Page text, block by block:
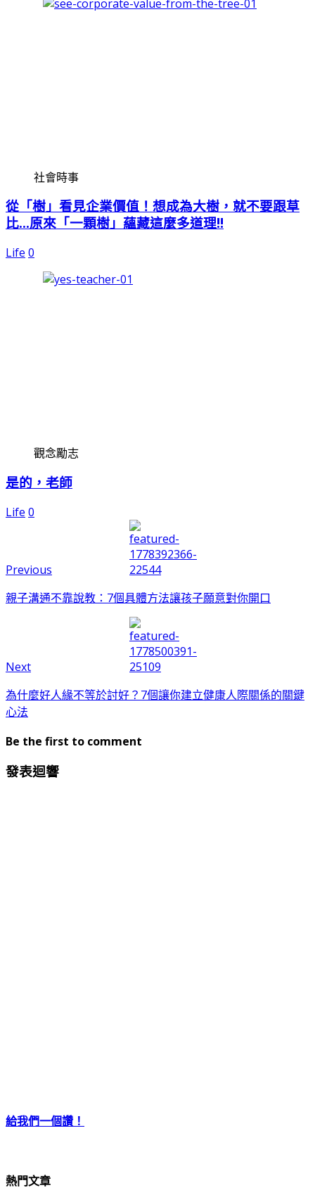
社會時事
從「樹」看見企業價值！想成為大樹，就不要跟草
比…原來「一顆樹」蘊藏這麼多道理!!
Life 0
觀念勵志
是的，老師
Life 0
Previous
親子溝通不靠說教：7個具體方法讓孩子願意對你開口
Next
為什麼好人緣不等於討好？7個讓你建立健康人際關係的關鍵
心法
Be the first to comment
發表迴響
給我們一個讚！
熱門文章